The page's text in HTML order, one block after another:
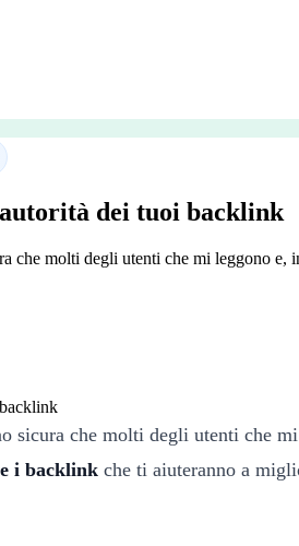
dei tuoi backlink
che molti degli utenti che mi leggono
sicura che molti degli utenti che
i backlink che ti aiuteranno a